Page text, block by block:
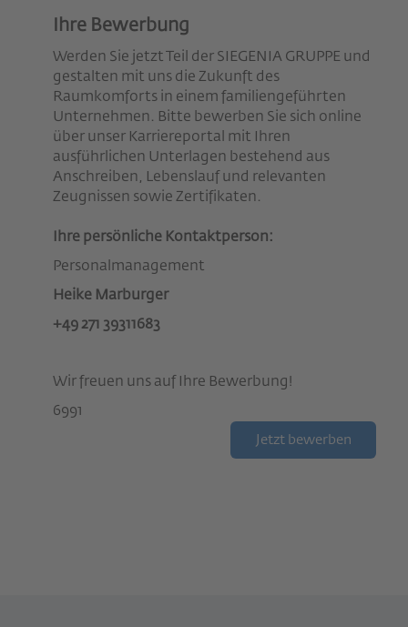
Ihre Bewerbung
Werden Sie jetzt Teil der SIEGENIA GRUPPE und
gestalten mit uns die Zukunft des
Raumkomforts in einem familiengeführten
Unternehmen. Bitte bewerben Sie sich online
über unser Karriereportal mit Ihren
ausführlichen Unterlagen bestehend aus
Anschreiben, Lebenslauf und relevanten
Zeugnissen sowie Zertifikaten.
Ihre persönliche Kontaktperson:
Personalmanagement
Heike Marburger
+49 271 39311683
Wir freuen uns auf Ihre Bewerbung!
6991
Jetzt bewerben